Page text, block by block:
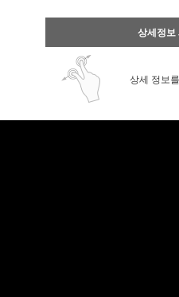
상세정보
상세 정보